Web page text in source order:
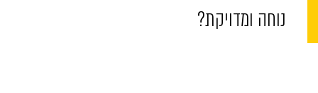
נוחה ומדויקת?